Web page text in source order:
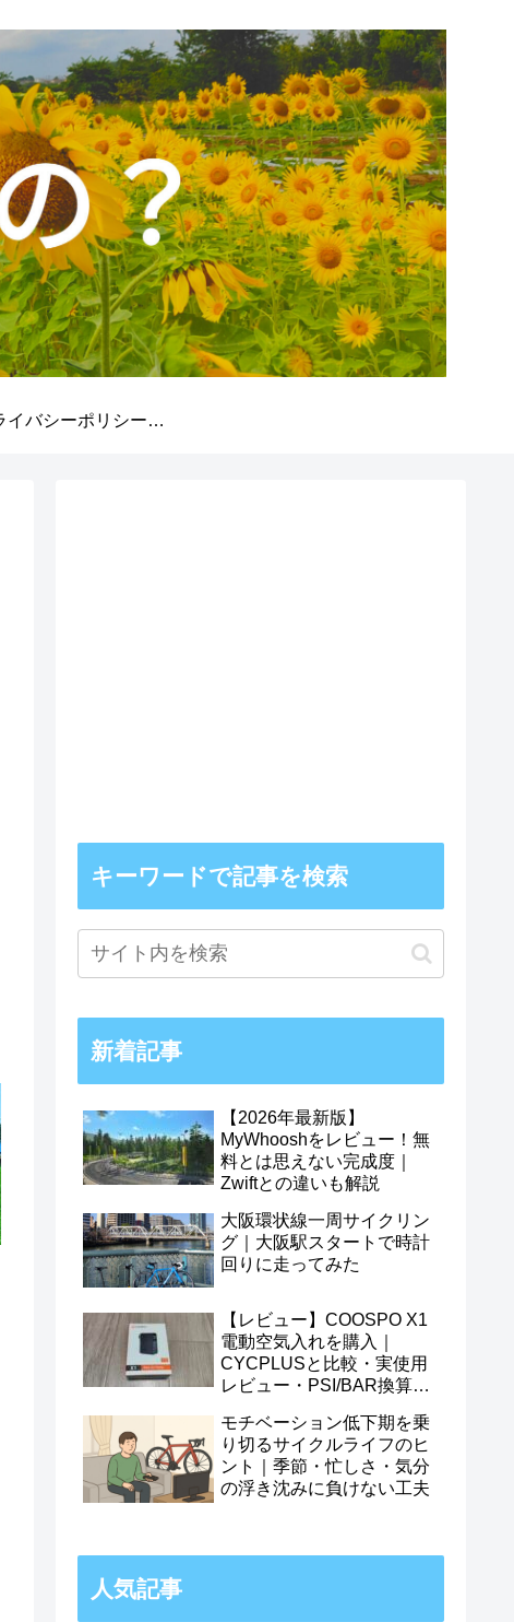
プライバシーポリシー/免責事項
キーワードで記事を検索
新着記事
【2026年最新版】
MyWhooshをレビュー！無
料とは思えない完成度｜
Zwiftとの違いも解説
大阪環状線一周サイクリン
グ｜大阪駅スタートで時計
回りに走ってみた
【レビュー】COOSPO X1
電動空気入れを購入｜
CYCPLUSと比較・実使用
レビュー・PSI/BAR換算表
モチベーション低下期を乗
り切るサイクルライフのヒ
ント｜季節・忙しさ・気分
の浮き沈みに負けない工夫
人気記事